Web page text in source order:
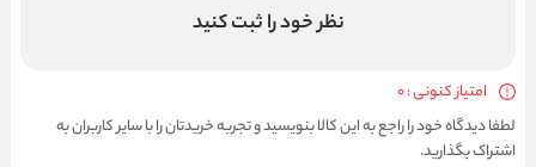
نظر خود را ثبت کنید
امتیاز کنونی : 0
لطفا دیدگاه خود را راجع به این کالا بنویسید و تجربه خریدتان را با سایر کاربران به
اشتراک بگذارید.